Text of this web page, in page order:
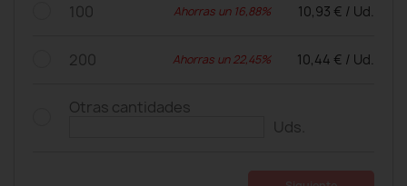
100 Ahorras un 16,88% 10,93 € / Ud.
200 Ahorras un 22,45% 10,44 € / Ud.
Otras cantidades
Uds.